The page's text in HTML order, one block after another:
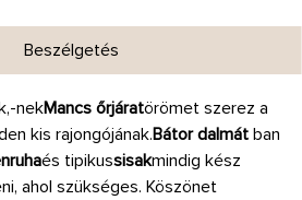
Beszélgetés
nekMancs őrjáratörömet szerez a
kis rajongójának.Bátor dalmát ban
és tipikussisakmindig kész
ahol szükséges. Köszönet